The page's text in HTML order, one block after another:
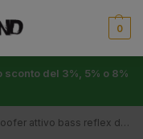
0
del 3%, 5% o 8%
reflex da 12” con DSP, Auto EQ e app